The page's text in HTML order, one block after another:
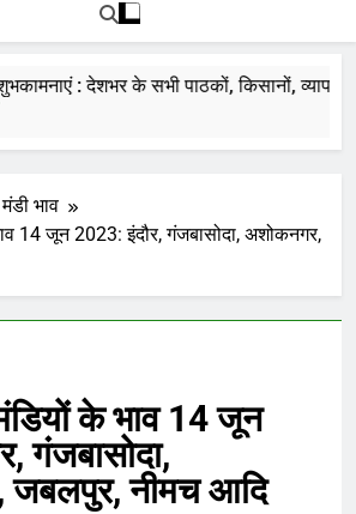
हमारे पोर्टल Mandinews.org पर प्रदर्शित
की जाती है.
: देशभर के सभी पाठकों, किसानों, व्यापारियों…
भाव
14 जून 2023: इंदौर, गंजबासोदा, अशोकनगर,
के भाव 14 जून
गंजबासोदा,
नीमच आदि